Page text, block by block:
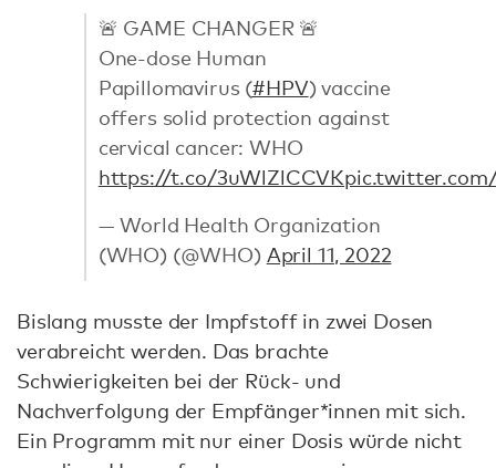
🚨 GAME CHANGER 🚨
One-dose Human
Papillomavirus (#HPV) vaccine
offers solid protection against
cervical cancer: WHO
https://t.co/3uWlZlCCVK
— World Health Organization
(WHO) (@WHO) April 11, 2022
Bislang musste der Impfstoff in zwei Dosen
verabreicht werden. Das brachte
Schwierigkeiten bei der Rück- und
Nachverfolgung der Empfänger*innen mit sich.
Ein Programm mit nur einer Dosis würde nicht